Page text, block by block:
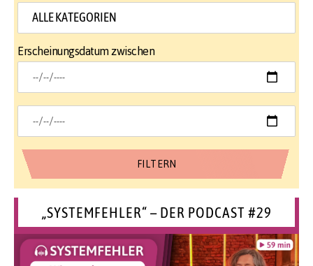
Erscheinungsdatum zwischen
„SYSTEMFEHLER“ – DER PODCAST #29